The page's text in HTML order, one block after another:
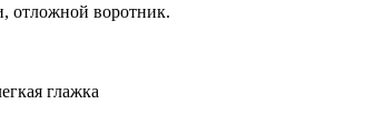
отложной воротник.
глажка